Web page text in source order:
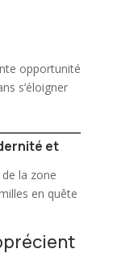
opportunité
s’éloigner
et
la zone
en quête